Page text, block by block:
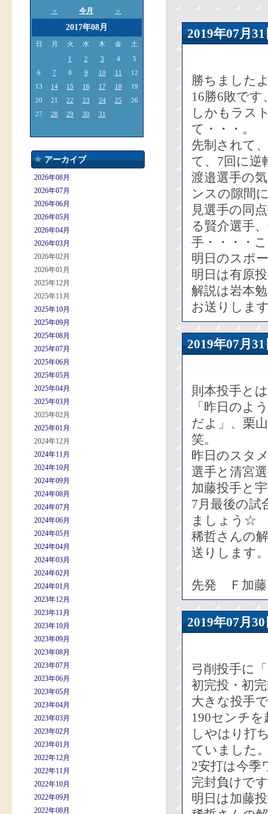
＜ 今月 ＞
2017年08月
日 月 火 水 木 金 土
1 2 3 4
5
6
7 8 9 10 11
12
13
14 15 16 17 18
19
20
21 22 23 24 25
26
27
28 29 30 31
アーカイブ
2026年08月
2026年07月
2026年06月
2026年05月
2026年04月
2026年03月
2026年02月
2026年01月
2025年12月
2025年11月
2025年10月
2025年09月
2025年08月
2025年07月
2025年06月
2025年05月
2025年04月
2025年03月
2025年02月
2025年01月
2024年12月
2024年11月
2024年10月
2024年09月
2024年08月
2024年07月
2024年06月
2024年05月
2024年04月
2024年03月
2024年02月
2024年01月
2023年12月
2023年11月
2023年10月
2023年09月
2023年08月
2023年07月
2023年06月
2023年05月
2023年04月
2023年03月
2023年02月
2023年01月
2022年12月
2022年11月
2022年10月
2022年09月
2022年08月
2019年07
勝ちました
16勝6敗で
しかもラス
て・・・。
先制されて
て、7回に逆
渡邉選手の
ンスの隙間
見選手の同
る賢介選手
手・・・・
明日のスポ
明日は有原
解説は岩本
お送りしま
2019年07
則本投手と
「昨日のよ
だよ」、栗
笑。
昨日のスタ
選手と清宮
加藤投手と
7月最後の試
ましょう☆
稀哲さんの
送りします
先発 Ｆ加
2019年07
弓削投手に
初完投・初
大きな投手
190センチ
しやはり打
ていました
2安打は今季
完封負けで
明日は加藤